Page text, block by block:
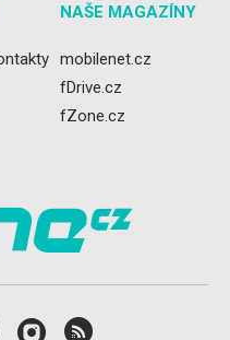
NAŠE MAGAZÍNY
mobilenet.cz
fDrive.cz
fZone.cz